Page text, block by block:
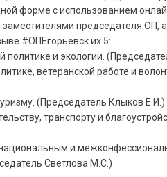
форме с использованием
председателя ОП,
#ОПЕгорьевск их 5:
политике и экологии.
ветеранской работе и
(Председатель Клыков Е.И.)
транспорту и
и
Светлова М.С.)